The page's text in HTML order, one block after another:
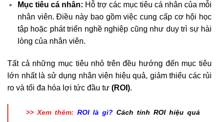
Mục tiêu cá nhân: Hỗ trợ các mục tiêu cá nhân của mỗi
nhân viên. Điều này bao gồm việc cung cấp cơ hội học
tập hoặc phát triển nghề nghiệp cũng như duy trì sự hài
lòng của nhân viên.
Tất cả những mục tiêu nhỏ trên đều hướng đến mục tiêu
lớn nhất là sử dụng nhân viên hiệu quả, giảm thiểu các rủi
ro và tối đa hóa lợi tức đầu tư (ROI).
>> Xem thêm: ROI là gì? Cách tính ROI hiệu quả